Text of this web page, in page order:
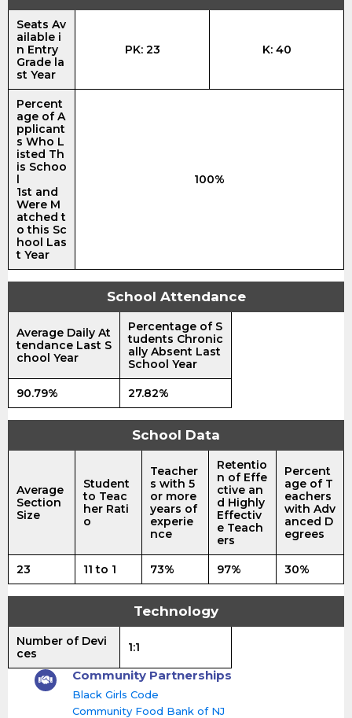
Seats Av
ailable i
n Entry
Grade la
st Year
PK: 23 K: 40
Percent
age of A
pplicant
s Who L
isted Th
is Schoo
l
1st and
Were M
atched t
o this Sc
hool Las
t Year
100%
School Attendance
Average Daily At
tendance Last S
chool Year
Percentage of S
tudents Chronic
ally Absent Last
School Year
90.79% 27.82%
School Data
Average
Section
Size
Student
to Teac
her Rati
o
Teacher
s with 5
or more
years of
experie
nce
Retentio
n of Effe
ctive an
d Highly
Effectiv
e Teach
ers
Percent
age of T
eachers
with Adv
anced D
egrees
23 11 to 1 73% 97% 30%
Technology
Number of Devi
ces
1:1
Community Partnerships
Black Girls Code
Community Food Bank of NJ